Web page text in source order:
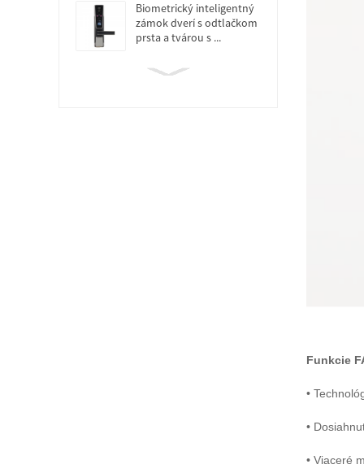
Biometrický inteligentný
zámok dverí s odtlačkom
prsta a tvárou s ...
Systém dochádzky s
Funkcie
•
•
• Viaceré